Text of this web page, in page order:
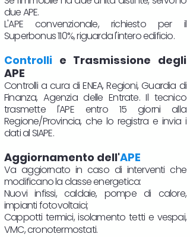
due APE.
L'APE convenzionale, richiesto per il
Superbonus 110%, riguarda l'intero edificio.
Controlli e Trasmissione degli
APE
Controlli a cura di ENEA, Regioni, Guardia di
Finanza, Agenzia delle Entrate. Il tecnico
trasmette l'APE entro 15 giorni alla
Regione/Provincia, che lo registra e invia i
dati al SIAPE.
Aggiornamento dell'APE
Va aggiornato in caso di interventi che
modificano la classe energetica:
Nuovi infissi, caldaie, pompe di calore,
impianti fotovoltaici;
Cappotti termici, isolamento tetti e vespai,
VMC, cronotermostati.​